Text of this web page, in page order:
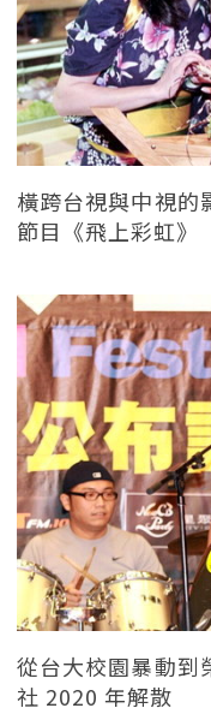
橫跨台視與中視的
節目《飛上彩虹》
從台大校園暴動到
社 2020 年解散